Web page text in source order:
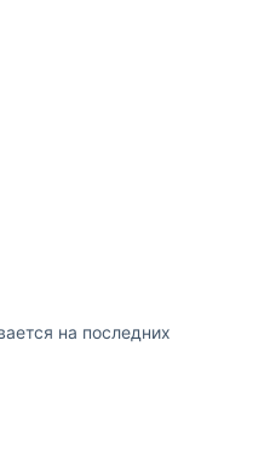
на последних